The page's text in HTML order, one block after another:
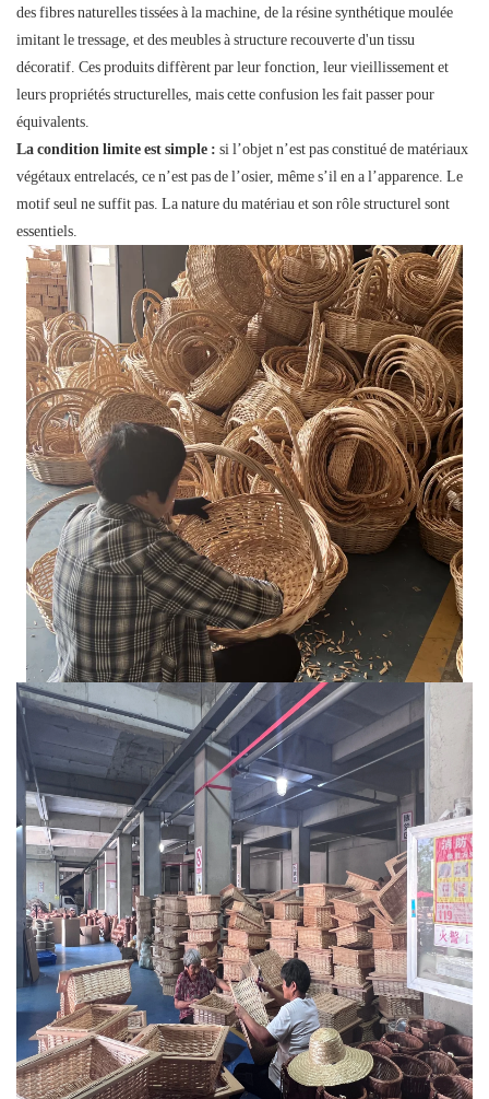
des fibres naturelles tissées à la machine, de la résine synthétique moulée
imitant le tressage, et des meubles à structure recouverte d'un tissu
décoratif. Ces produits diffèrent par leur fonction, leur vieillissement et
leurs propriétés structurelles, mais cette confusion les fait passer pour
équivalents.
La condition limite est simple : si l’objet n’est pas constitué de matériaux
végétaux entrelacés, ce n’est pas de l’osier, même s’il en a l’apparence. Le
motif seul ne suffit pas. La nature du matériau et son rôle structurel sont
essentiels.